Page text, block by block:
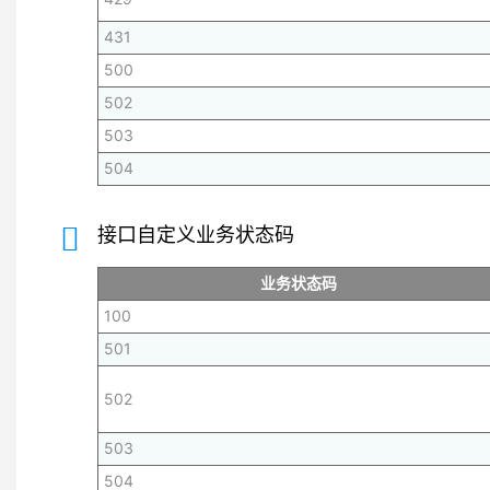
431
500
502
503
504
接口自定义业务状态码
业务状态码
100
501
502
503
504